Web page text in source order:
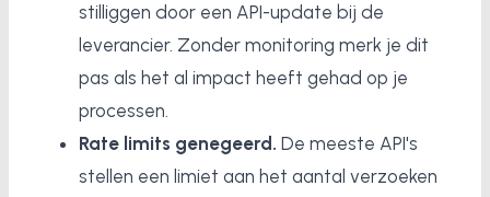
stilliggen door een API-update bij de
leverancier. Zonder monitoring merk je dit
pas als het al impact heeft gehad op je
processen.
Rate limits genegeerd. De meeste API's
stellen een limiet aan het aantal verzoeken